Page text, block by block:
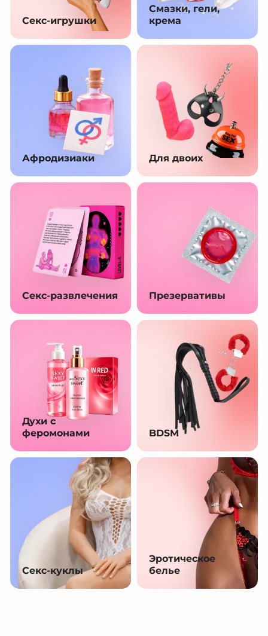
Секс-игрушки
Смазки, гели,
крема
Афродизиаки Для двоих
Секс-развлечения Презервативы
Духи с
феромонами
BDSM
Секс-куклы
Эротическое
белье